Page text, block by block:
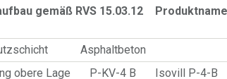
gemäß RVS 15.03.12
Asphaltbeton
obere Lage
P-KV-4 B Isovill P-4-B